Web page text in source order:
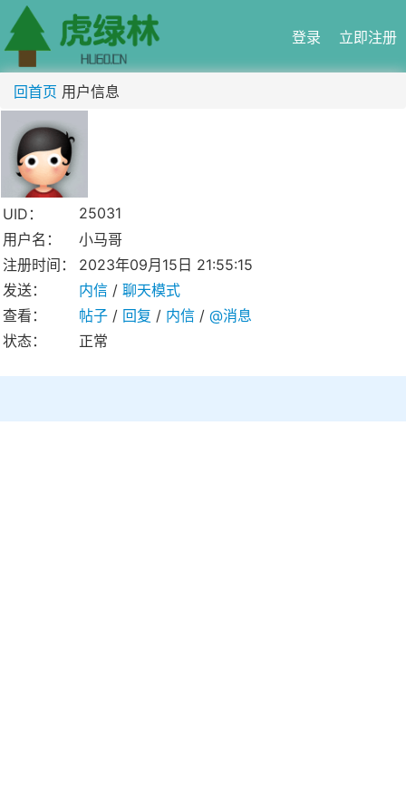
登录 立即注册
回首页 用户信息
UID：
25031
用户名：
小马哥
注册时间：
2023年09月15日 21:55:15
发送：
内信 / 聊天模式
查看：
帖子 / 回复 / 内信 / @消息
状态：
正常